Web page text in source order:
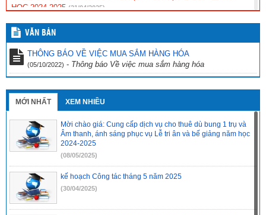
HỌC 2024-2025 (21/04/2025)
ĐỀ CƯƠNG ÔN THI TỐT NGHIỆP MÔN NGỮ VĂN LỚP 12 NĂM
HỌC 2024-2025
ĐỀ CƯƠNG ÔN THI TỐT NGHIỆP MÔN TIẾNG ANH LỚP 12
NĂM HỌC 2024-2025 (21/04/2025)
2024-2025 (21/04/2025)
VĂN BẢN
THÔNG BÁO VỀ VIỆC MUA SẮM HÀNG HÓA
(05/10/2022) - Thông báo Về việc mua sắm hàng hóa
MỚI NHẤT XEM NHIỀU
Mời chào giá: Cung cấp dịch vụ cho thuê dù bung 1 trụ và
Âm thanh, ánh sáng phục vụ Lễ tri ân và bế giảng năm học
2024-2025
(08/05/2025)
kế hoạch Công tác tháng 5 năm 2025
(30/04/2025)